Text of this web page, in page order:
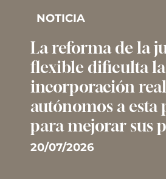
NOTICIA
La reforma de la
flexible dificulta la
incorporación
autónomos a esta
para mejorar sus
20/07/2026